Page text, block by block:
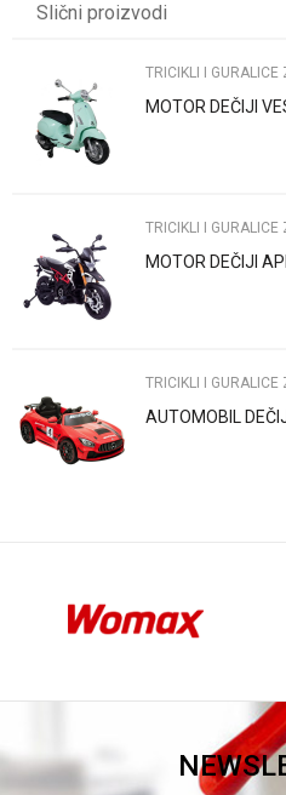
Težina specifikacija
Brend
Poruka
Anti-spam zaštita - izračunajte koliko
POŠALJI
Slični proizvodi
TRICIKLI I GURALICE
MOTOR DEČIJI
TRICIKLI I GURALICE
MOTOR DEČIJI
TRICIKLI I GURALICE
AUTOMOBIL